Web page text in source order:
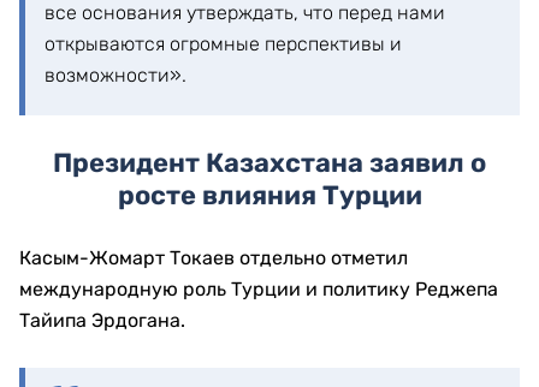
все основания утверждать, что перед нами
открываются огромные перспективы и
возможности».
Президент Казахстана заявил о
росте влияния Турции
Касым-Жомарт Токаев отдельно отметил
международную роль Турции и политику Реджепа
Тайипа Эрдогана.